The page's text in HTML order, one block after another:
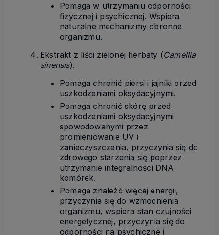
Pomaga w utrzymaniu odporności
fizycznej i psychicznej. Wspiera
naturalne mechanizmy obronne
organizmu.
Ekstrakt z liści zielonej herbaty (Camellia
sinensis):
Pomaga chronić piersi i jajniki przed
uszkodzeniami oksydacyjnymi.
Pomaga chronić skórę przed
uszkodzeniami oksydacyjnymi
spowodowanymi przez
promieniowanie UV i
zanieczyszczenia, przyczynia się do
zdrowego starzenia się poprzez
utrzymanie integralności DNA
komórek.
Pomaga znaleźć więcej energii,
przyczynia się do wzmocnienia
organizmu, wspiera stan czujności
energetycznej, przyczynia się do
odporności na psychiczne i